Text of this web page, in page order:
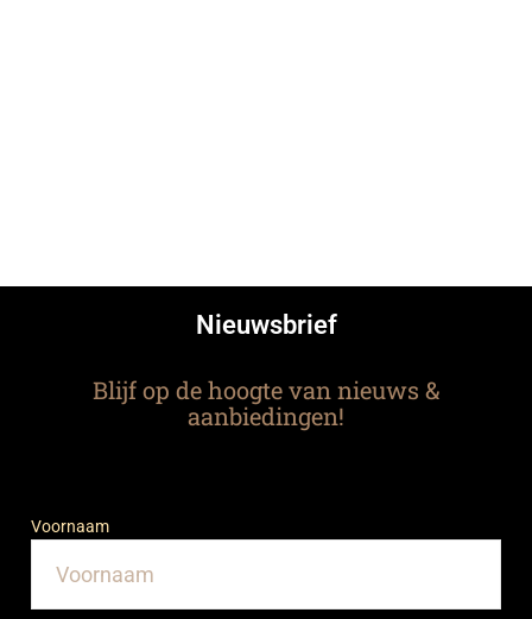
Nieuwsbrief
Blijf op de hoogte van nieuws &
aanbiedingen!
Voornaam